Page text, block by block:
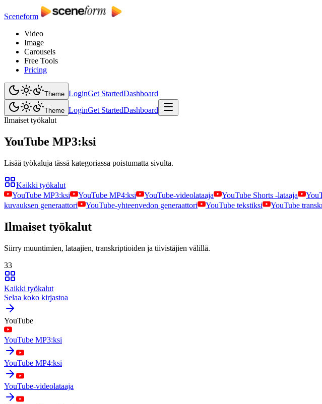
Sceneform
Video
Image
Carousels
Free Tools
Pricing
Theme LoginGet StartedDashboard
Theme LoginGet StartedDashboard
Ilmaiset työkalut
YouTube MP3:ksi
Lisää työkaluja tässä kategoriassa poistumatta sivulta.
Kaikki työkalut
YouTube MP3:ksi
YouTube MP4:ksi YouTube-videolataaja YouTube Shorts -lataaja
kuvauksen generaattori
YouTube-yhteenvedon generaattori YouTube tekstiksi YouTube
Ilmaiset työkalut
Siirry muuntimien, lataajien, transkriptioiden ja tiivistäjien välillä.
33
Kaikki työkalut
Selaa koko kirjastoa
YouTube
YouTube MP3:ksi
YouTube MP4:ksi
YouTube-videolataaja